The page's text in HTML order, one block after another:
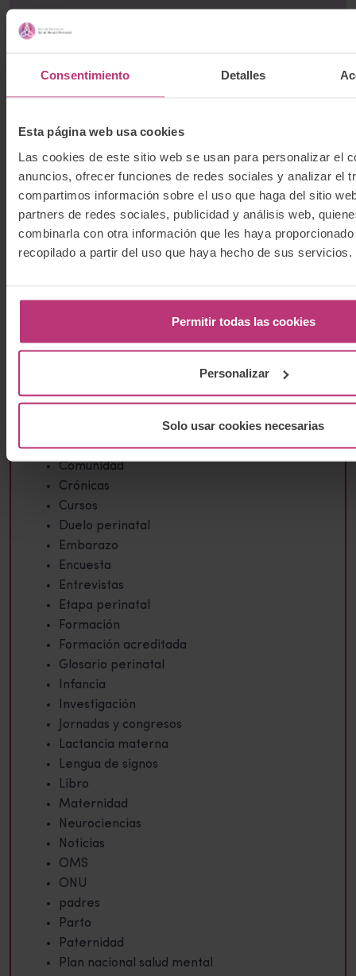
Consentimiento Detalles
Esta página web usa cookies
Las cookies de este sitio web se usan para personalizar el
anuncios, ofrecer funciones de redes sociales y analizar el
compartimos información sobre el uso que haga del sitio
partners de redes sociales, publicidad y análisis web,
combinarla con otra información que les haya
recopilado a partir del uso que haya hecho de sus servicios.
Permitir todas las cookies
Personalizar
Solo usar cookies necesarias
Newsletter
Suscríbete a nuestro boletín para recibir las
Instituto Europeo de Salud Mental Perinatal.
He leído la
Política de protección de
datos
y acepto que mis datos enviados se
Categorías
Bebés
Comunidad
Crónicas
Cursos
Duelo perinatal
Embarazo
Encuesta
Entrevistas
Etapa perinatal
Formación
Formación acreditada
Glosario perinatal
Infancia
Investigación
Jornadas y congresos
Lactancia materna
Lengua de signos
Libro
Maternidad
Neurociencias
Noticias
OMS
ONU
padres
Parto
Paternidad
Plan nacional salud mental